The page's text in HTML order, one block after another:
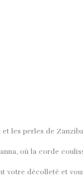
les perles de
où la corde
votre décolleté et